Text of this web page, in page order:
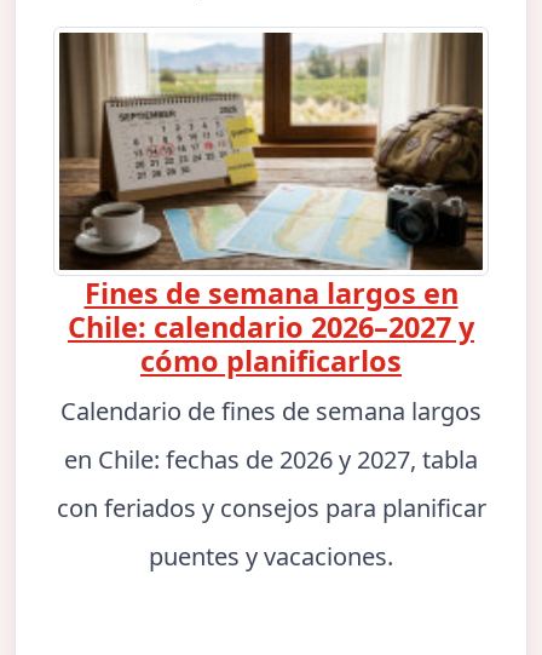
Fines de semana largos en
Chile: calendario 2026–2027 y
cómo planificarlos
Calendario de fines de semana largos
en Chile: fechas de 2026 y 2027, tabla
con feriados y consejos para planificar
puentes y vacaciones.